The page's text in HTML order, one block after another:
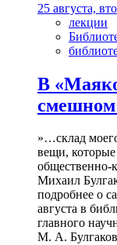
25 августа,
лекции
В
смешном
»…склад
вещи,
общественно-
Михаил
подробнее о
августа в
главного
М. А.